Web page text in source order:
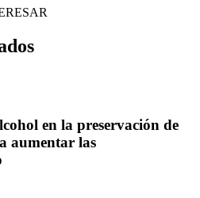
en la preservación de
aumentar las